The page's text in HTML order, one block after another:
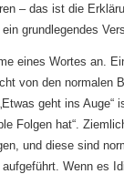
– das ist die
grundlegendes
eines Wortes an.
von den normalen
geht ins Auge“
Folgen hat“.
und diese sind
Wenn es